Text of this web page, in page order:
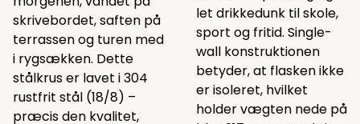
skrivebordet, saften på
terrassen og turen med
i rygsækken. Dette
stålkrus er lavet i 304
rustfrit stål (18/8) –
præcis den kvalitet,
let drikkedunk til skole,
sport og fritid. Single-
wall konstruktionen
betyder, at flasken ikke
er isoleret, hvilket
holder vægten nede på